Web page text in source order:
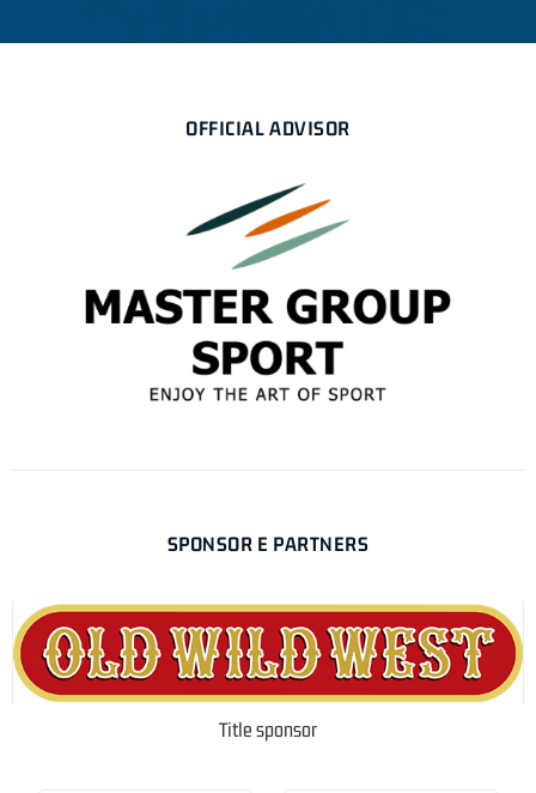
OFFICIAL ADVISOR
SPONSOR E PARTNERS
Title sponsor